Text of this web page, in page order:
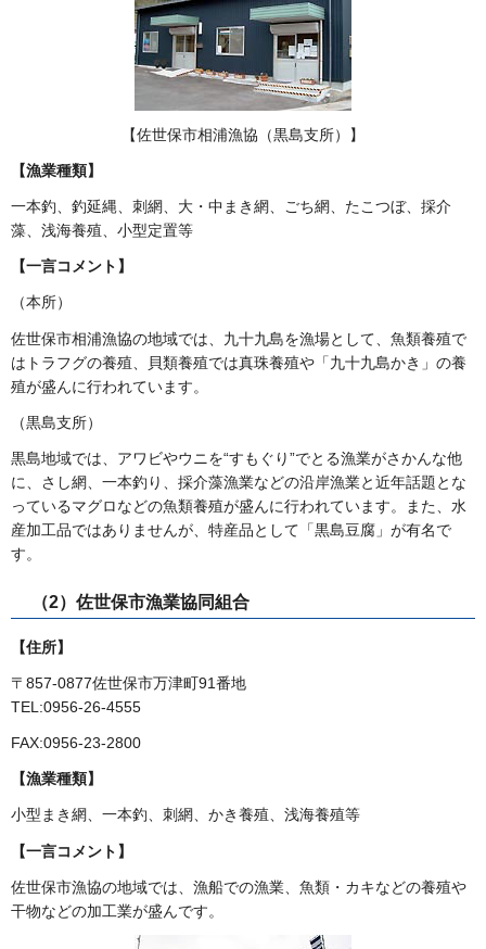
【佐世保市相浦漁協（黒島支所）】
【漁業種類】
一本釣、釣延縄、刺網、大・中まき網、ごち網、たこつぼ、採介
藻、浅海養殖、小型定置等
【一言コメント】
（本所）
佐世保市相浦漁協の地域では、九十九島を漁場として、魚類養殖で
はトラフグの養殖、貝類養殖では真珠養殖や「九十九島かき」の養
殖が盛んに行われています。
（黒島支所）
黒島地域では、アワビやウニを“すもぐり”でとる漁業がさかんな他
に、さし網、一本釣り、採介藻漁業などの沿岸漁業と近年話題とな
っているマグロなどの魚類養殖が盛んに行われています。また、水
産加工品ではありませんが、特産品として「黒島豆腐」が有名で
す。
（2）佐世保市漁業協同組合
【住所】
〒857-0877佐世保市万津町91番地
TEL:0956-26-4555
FAX:0956-23-2800
【漁業種類】
小型まき網、一本釣、刺網、かき養殖、浅海養殖等
【一言コメント】
佐世保市漁協の地域では、漁船での漁業、魚類・カキなどの養殖や
干物などの加工業が盛んです。